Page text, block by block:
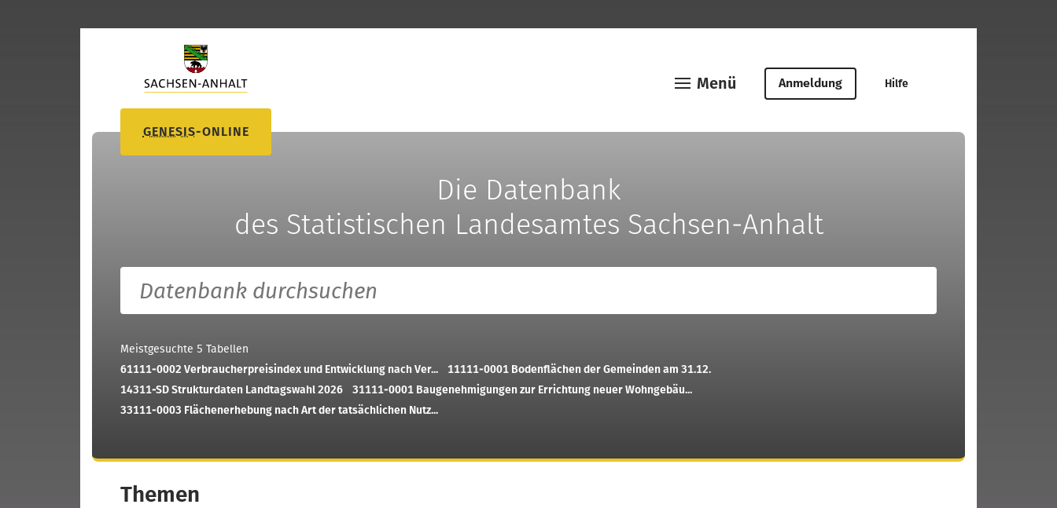
GENESIS-ONLINE
Menü Anmeldung Hilfe
Die Datenbank
des Statistischen Landesamtes Sachsen-Anhalt
Meistgesuchte 5 Tabellen
61111-0002 Verbraucherpreisindex und Entwicklung nach Ver... 11111-0001 Bodenflächen der Gemeinden am 31.12.
14311-SDStrukturdaten Landtagswahl 2026 31111-0001 Baugenehmigungen zur Errichtung neuer Wohngebäu...
33111-0003 Flächenerhebung nach Art der tatsächlichen Nutz...
Themen